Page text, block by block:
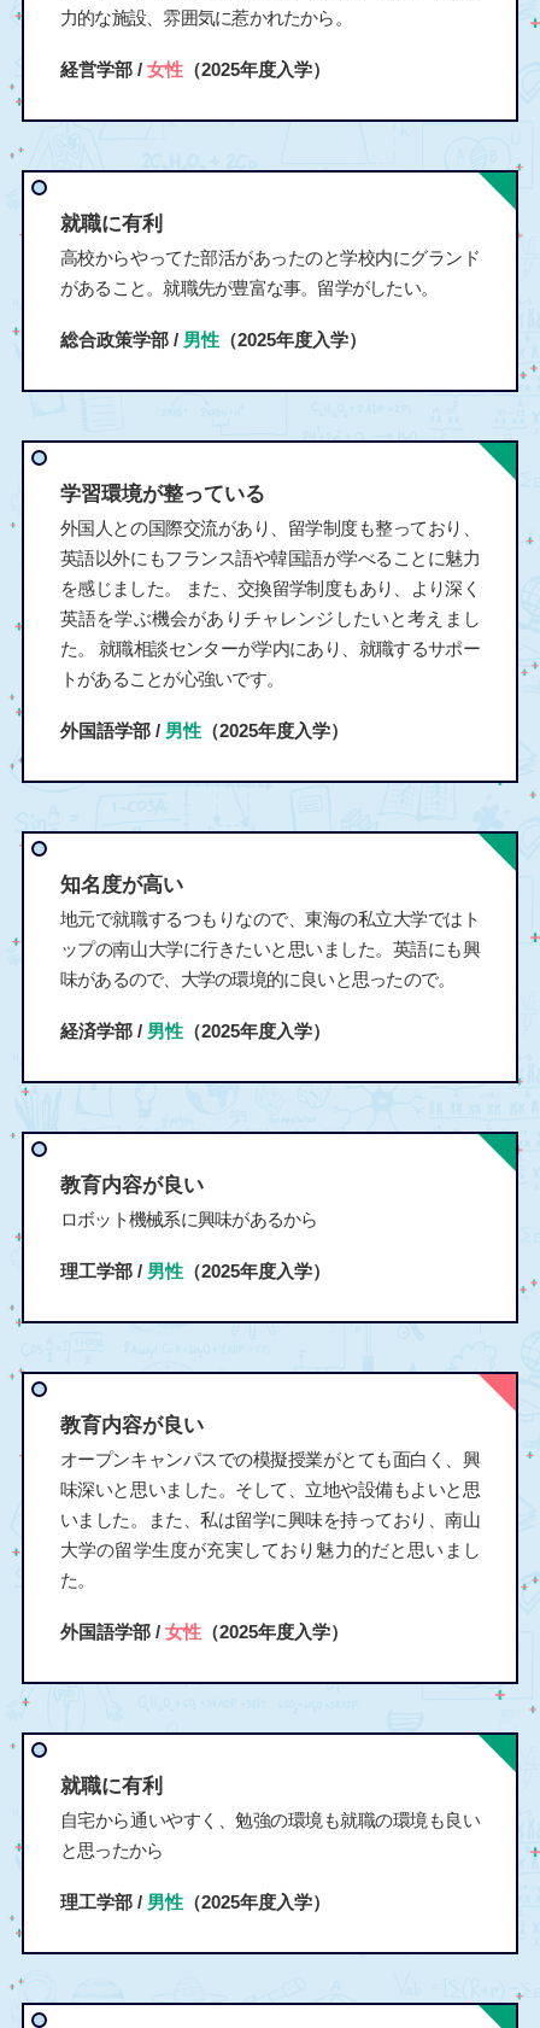
力的な施設、雰囲気に惹かれたから。
経営学部 / 女性（2025年度入学）
就職に有利
高校からやってた部活があったのと学校内にグランド
があること。就職先が豊富な事。留学がしたい。
総合政策学部 / 男性（2025年度入学）
学習環境が整っている
外国人との国際交流があり、留学制度も整っており、
英語以外にもフランス語や韓国語が学べることに魅力
を感じました。 また、交換留学制度もあり、より深く
英語を学ぶ機会がありチャレンジしたいと考えまし
た。 就職相談センターが学内にあり、就職するサポー
トがあることが心強いです。
外国語学部 / 男性（2025年度入学）
知名度が高い
地元で就職するつもりなので、東海の私立大学ではト
ップの南山大学に行きたいと思いました。英語にも興
味があるので、大学の環境的に良いと思ったので。
経済学部 / 男性（2025年度入学）
教育内容が良い
ロボット機械系に興味があるから
理工学部 / 男性（2025年度入学）
教育内容が良い
オープンキャンパスでの模擬授業がとても面白く、興
味深いと思いました。そして、立地や設備もよいと思
いました。また、私は留学に興味を持っており、南山
大学の留学生度が充実しており魅力的だと思いまし
た。
外国語学部 / 女性（2025年度入学）
就職に有利
自宅から通いやすく、勉強の環境も就職の環境も良い
と思ったから
理工学部 / 男性（2025年度入学）